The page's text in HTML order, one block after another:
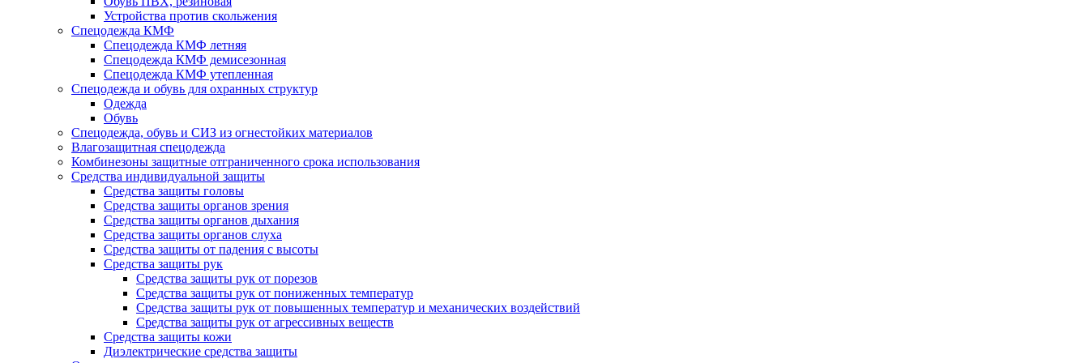
Устройства против скольжения
Спецодежда КМФ
Спецодежда КМФ летняя
Спецодежда КМФ демисезонная
Спецодежда КМФ утепленная
Спецодежда и обувь для охранных структур
Одежда
Обувь
Спецодежда, обувь и СИЗ из огнестойких материалов
Влагозащитная спецодежда
Комбинезоны защитные отграниченного срока использования
Средства индивидуальной защиты
Средства защиты головы
Средства защиты органов зрения
Средства защиты органов дыхания
Средства защиты органов слуха
Средства защиты от падения с высоты
Средства защиты рук
Средства защиты рук от порезов
Средства защиты рук от пониженных температур
Средства защиты рук от повышенных температур и механических воздействий
Средства защиты рук от агрессивных веществ
Средства защиты кожи
Диэлектрические средства защиты